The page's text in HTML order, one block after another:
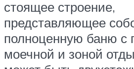
стоящее строение,
представляющее
полноценную баню с
моечной и зоной